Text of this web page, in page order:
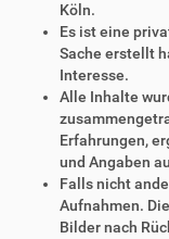
Köln.
Es ist eine
Sache erstellt
Interesse.
Alle Inhalte
Erfahrungen,
und Angaben
Falls nicht
Aufnahmen.
Bilder nach